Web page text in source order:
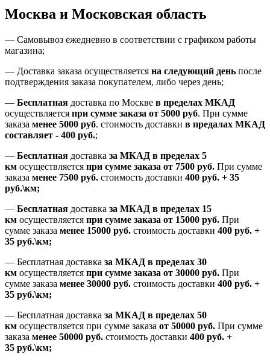
Москва и Московская область
— Самовывоз ежедневно в соответствии с графиком работы
магазина;
— Доставка заказа осуществляется на следующий день после
подтверждения заказа покупателем, либо через день;
— Бесплатная доставка по Москве в пределах МКАД
осуществляется при сумме заказа от 5000 руб. При сумме
заказа менее 5000 руб. стоимость доставки в предалах МКАД
составляет - 400 руб.;
— Бесплатная доставка за МКАД в пределах 5
км осуществляется при сумме заказа от 7500 руб. При сумме
заказа менее 7500 руб. стоимость доставки 400 руб. + 35
руб.\км;
— Бесплатная доставка за МКАД в пределах 15
км осуществляется при сумме заказа от 15000 руб. При
сумме заказа менее 15000 руб. стоимость доставки 400 руб. +
35 руб.\км;
— Бесплатная доставка за МКАД в пределах 30
км осуществляется при сумме заказа от 30000 руб. При
сумме заказа менее 30000 руб. стоимость доставки 400 руб. +
35 руб.\км;
— Бесплатная доставка за МКАД в пределах 50
км осуществляется при сумме заказа от 50000 руб. При сумме
заказа менее 50000 руб. стоимость доставки 400 руб. +
35 руб.\км;